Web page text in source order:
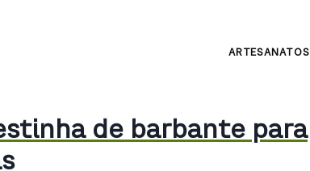
ARTESANATOS
de barbante para